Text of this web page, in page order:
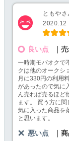
ともや
2020.12
良い点 ｜
一時期モバオクで
クは他のオークシ
月に330円の利用
があったので気に
ん売れば売るほど
ます。 買う方に
気に入った商品を
と思います。
悪い点 ｜